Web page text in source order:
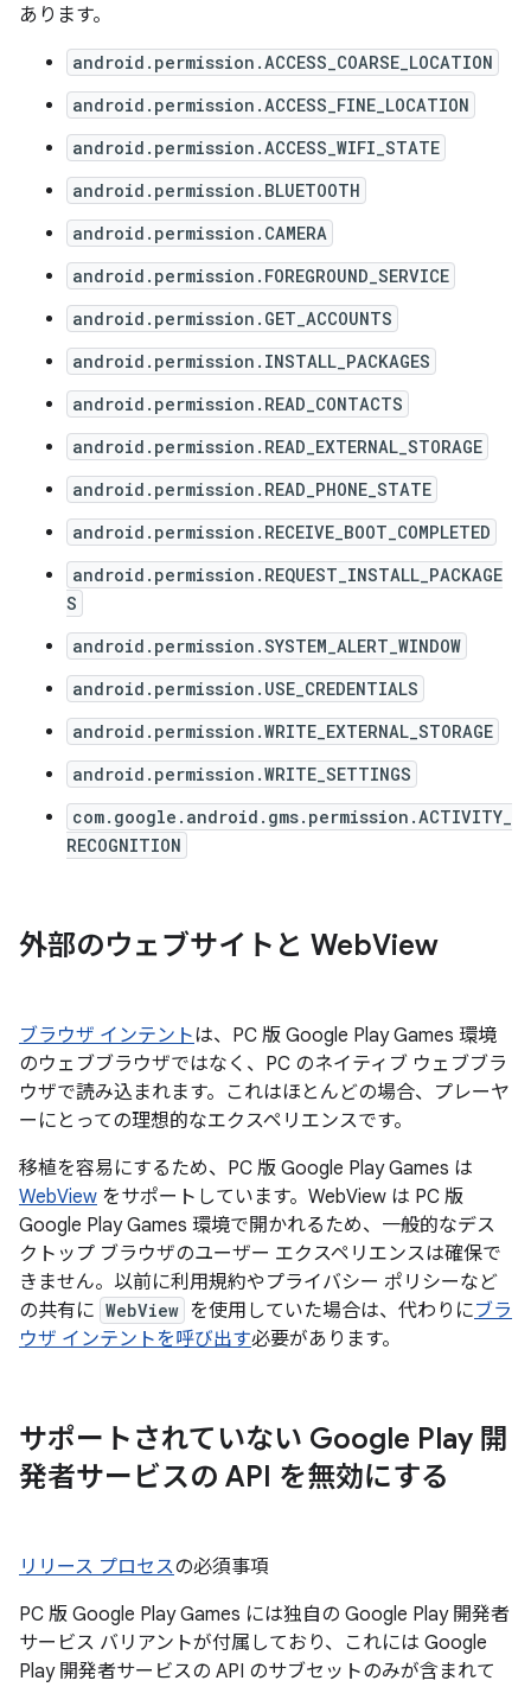
あります。
android.permission.ACCESS_COARSE_LOCATION
android.permission.ACCESS_FINE_LOCATION
android.permission.ACCESS_WIFI_STATE
android.permission.BLUETOOTH
android.permission.CAMERA
android.permission.FOREGROUND_SERVICE
android.permission.GET_ACCOUNTS
android.permission.INSTALL_PACKAGES
android.permission.READ_CONTACTS
android.permission.READ_EXTERNAL_STORAGE
android.permission.READ_PHONE_STATE
android.permission.RECEIVE_BOOT_COMPLETED
android.permission.REQUEST_INSTALL_PACKAGE
S
android.permission.SYSTEM_ALERT_WINDOW
android.permission.USE_CREDENTIALS
android.permission.WRITE_EXTERNAL_STORAGE
android.permission.WRITE_SETTINGS
com.google.android.gms.permission.ACTIVITY_
RECOGNITION
外部のウェブサイトと WebView
ブラウザ インテントは、PC 版 Google Play Games 環境
のウェブブラウザではなく、PC のネイティブ ウェブブラ
ウザで読み込まれます。これはほとんどの場合、プレーヤ
ーにとっての理想的なエクスペリエンスです。
移植を容易にするため、PC 版 Google Play Games は
WebView をサポートしています。WebView は PC 版
Google Play Games 環境で開かれるため、一般的なデス
クトップ ブラウザのユーザー エクスペリエンスは確保で
きません。以前に利用規約やプライバシー ポリシーなど
の共有に WebView を使用していた場合は、代わりにブラ
ウザ インテントを呼び出す必要があります。
サポートされていない Google Play 開
発者サービスの API を無効にする
リリース プロセスの必須事項
PC 版 Google Play Games には独自の Google Play 開発者
サービス バリアントが付属しており、これには Google
Play 開発者サービスの API のサブセットのみが含まれて